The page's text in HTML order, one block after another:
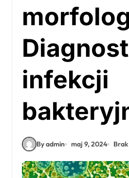
infekcji
By admin maj 9, 2024